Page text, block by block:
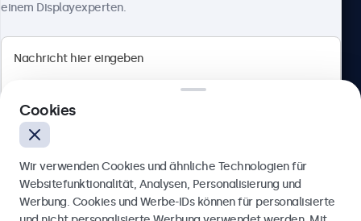
1x
VGA
1x
USB-C
1x Video, Audio, Touch
USB-A
Berliner Allee 59, 40212 Düsseldorf, Deutschland
Deutsch
einem Displayexperten.
Anfrage senden
Cookies
Wir verwenden Cookies und ähnliche Technologien für
Websitefunktionalität, Analysen, Personalisierung und
Werbung. Cookies und Werbe-IDs können für personalisierte